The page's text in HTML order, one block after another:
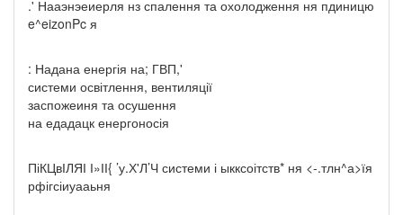
.' Нааэнэеиерля нз спалення та охолодження ня пдиницю
e^eizonPc я
: Надана енергія на; ГВП,'
системи освітлення, вентиляції
заспожеиня та осушення
на едадацк енергоносія
ПіКЦвІЛЯІ І»ІІ{ ’у.Х'Л’Ч системи і ыкксоітств* ня <-.тлн^а>їя
рфігсіиуааьня